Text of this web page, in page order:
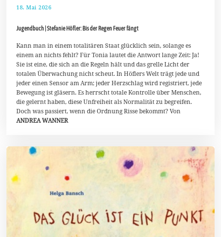
18. Mai 2026
M
i
2
0
2
6
Jugendbuch | Stefanie Höfler: Bis der Regen Feuer fängt
Kann man in einem totalitären Staat glücklich sein, solange es
einem an nichts fehlt? Für Tonia lautet die Antwort lange Zeit: Ja!
Sie ist eine, die sich an die Regeln hält und das grelle Licht der
totalen Überwachung nicht scheut. In Höflers Welt trägt jede und
jeder einen Sensor am Arm; jeder Herzschlag wird registriert, jede
Bewegung ist gläsern. Es herrscht totale Kontrolle über Menschen,
die gelernt haben, diese Unfreiheit als Normalität zu begreifen.
Doch was passiert, wenn die Ordnung Risse bekommt? Von
ANDREA WANNER